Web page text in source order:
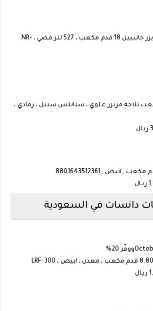
باناسونيك ثلاجة و فريزر جانبيين 18 قدم مكعب ، 527 لتر فضي ، NR-
قدم مكعب ثلاجة فريزر علوي ، ستانلس ستيل ، رمادي ،
دانسات في السعودية
ووفّر 20%